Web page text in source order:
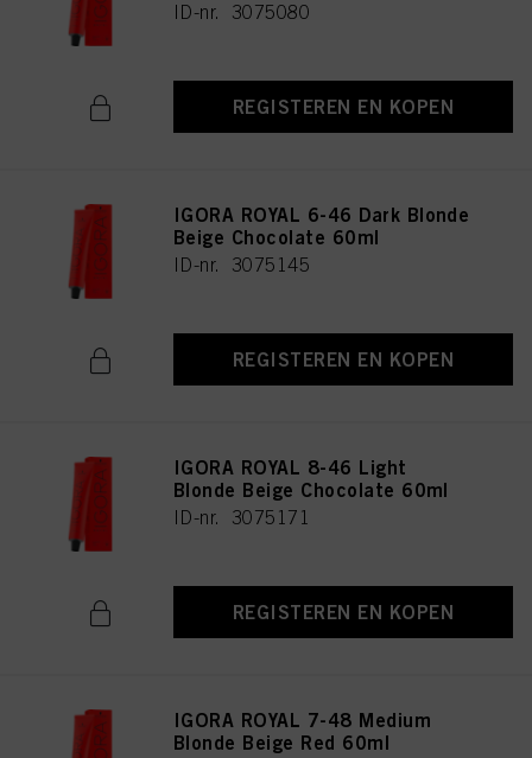
ID-nr. 3075080
REGISTEREN EN KOPEN
IGORA ROYAL 6-46 Dark Blonde
Beige Chocolate 60ml
ID-nr. 3075145
REGISTEREN EN KOPEN
IGORA ROYAL 8-46 Light
Blonde Beige Chocolate 60ml
ID-nr. 3075171
REGISTEREN EN KOPEN
IGORA ROYAL 7-48 Medium
Blonde Beige Red 60ml